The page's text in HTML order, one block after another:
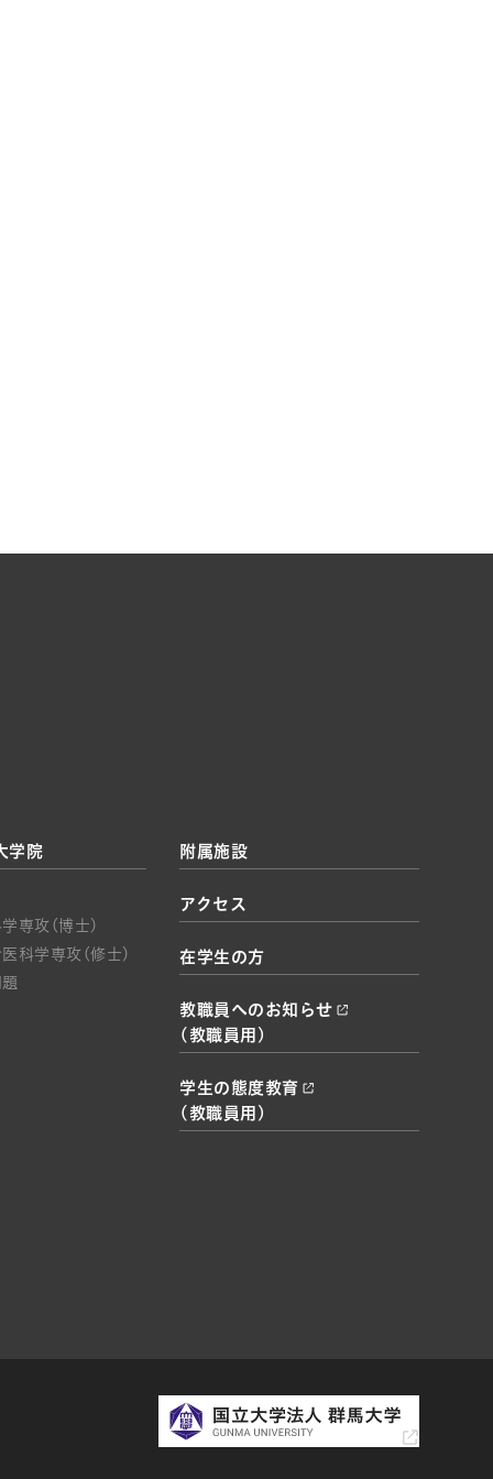
学院
学専攻(博士)
科学専攻(修士)
附属施設
アクセス
在学生の方
教職員へのお知らせ
(教職員用)
学生の態度教育
(教職員用)